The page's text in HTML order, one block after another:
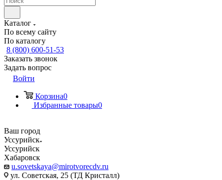
Каталог
По всему сайту
По каталогу
8 (800) 600-51-53
Заказать звонок
Задать вопрос
Войти
Корзина0
Избранные товары0
Ваш город
Уссурийск
Уссурийск
Хабаровск
u.sovetskaya@mirotvorecdv.ru
ул. Советская, 25 (ТД Кристалл)